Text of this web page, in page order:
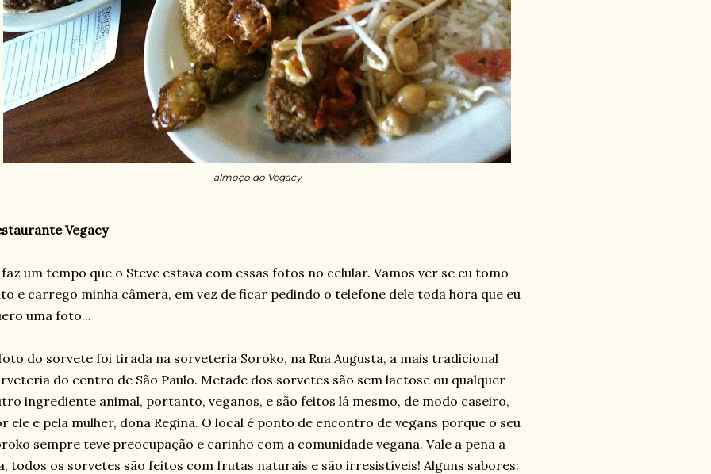
almoço do Vegacy
Vegacy
faz um tempo que o Steve estava com essas fotos no celular. Vamos ver se eu tomo
e carrego minha câmera, em vez de ficar pedindo o telefone dele toda hora que eu
uma foto...
do sorvete foi tirada na sorveteria Soroko, na Rua Augusta, a mais tradicional
do centro de São Paulo. Metade dos sorvetes são sem lactose ou qualquer
ingrediente animal, portanto, veganos, e são feitos lá mesmo, de modo caseiro,
ele e pela mulher, dona Regina. O local é ponto de encontro de vegans porque o seu
sempre teve preocupação e carinho com a comunidade vegana. Vale a pena a
todos os sorvetes são feitos com frutas naturais e são irresistíveis! Alguns sabores: